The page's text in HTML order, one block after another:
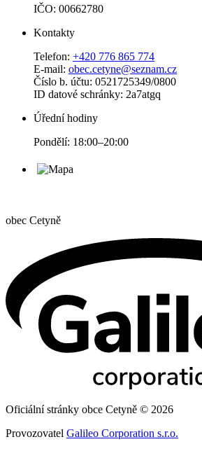
IČO: 00662780
Kontakty
Telefon: +420 776 865 774
E-mail: obec.cetyne@seznam.cz
Číslo b. účtu: 0521725349/0800
ID datové schránky: 2a7atgq
Úřední hodiny
Pondělí: 18:00–20:00
obec Cetyně
Oficiální stránky obce Cetyně © 2026
Provozovatel Galileo Corporation s.r.o.